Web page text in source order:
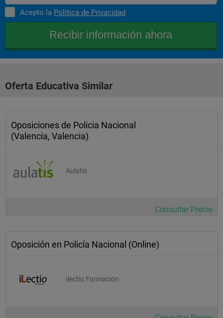
Acepto la Política de Privacidad
Oferta Educativa Similar
Oposiciones de Policia Nacional
(Valencia, Valencia)
Aulatis
Consultar Precio
Oposición en Policía Nacional (Online)
Ilectio Formación